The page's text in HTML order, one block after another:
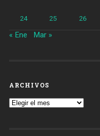
24 25 26
« Ene Mar »
ARCHIVOS
Archivos